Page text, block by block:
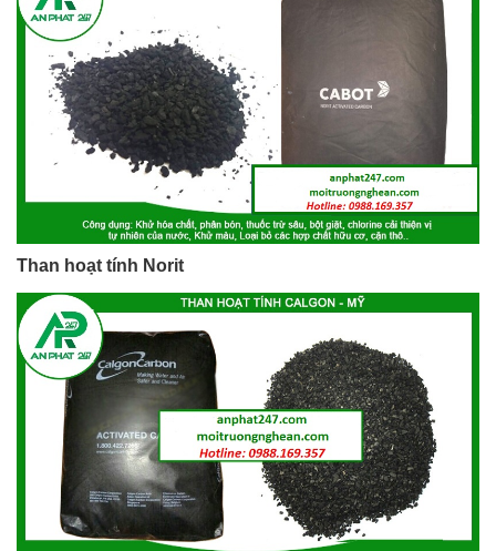
Than hoạt tính Norit